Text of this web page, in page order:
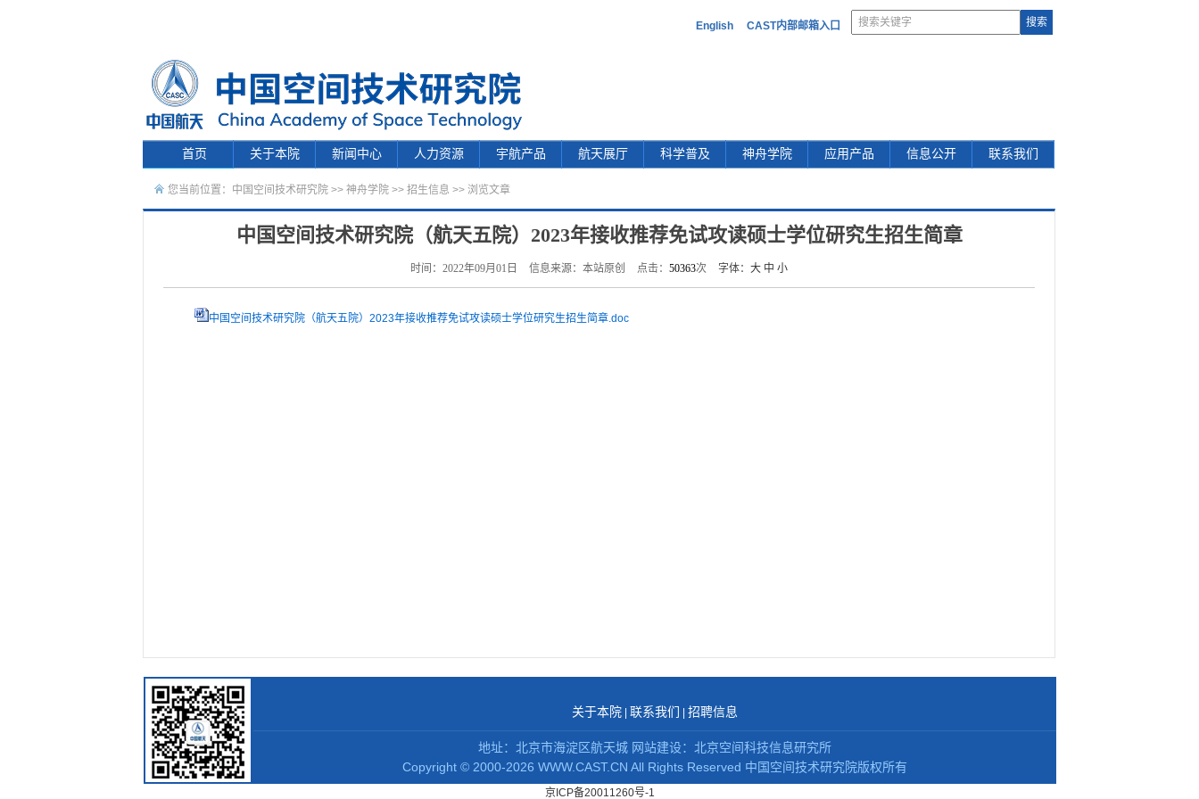
English CAST内部邮箱入口
首页 关于本院 新闻中心 人力资源 宇航产品 航天展厅 科学普及 神舟学院 应用产品 信息公开 联系我们
您当前位置： 中国空间技术研究院 >> 神舟学院 >> 招生信息 >> 浏览文章
中国空间技术研究院（航天五院）2023年接收推荐免试攻读硕士学位研究生招生简章
时间：2022年09月01日 信息来源：本站原创 点击： 50363次 字体： 大 中 小
中国空间技术研究院（航天五院）2023年接收推荐免试攻读硕士学位研究生招生简章.doc
关于本院| 联系我们 招聘信息
地址：北京市海淀区航天城 网站建设：北京空间科技信息研究所
Copyright ©2000-2026 WWW.CAST.CN All Rights Reserved 中国空间技术研究院版权所有
京ICP备20011260号-1